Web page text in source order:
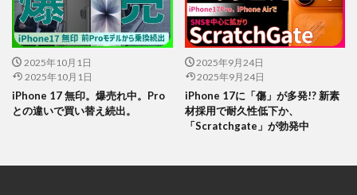
2025年10月1日
2025年10月1日
iPhone 17 無印。爆売れ中。Pro
との違いで買い替え続出。
2025年9月24日
2025年9月24日
iPhone 17に「傷」が多発!? 新素
材採用で耐久性低下か、
「Scratchgate」が勃発中